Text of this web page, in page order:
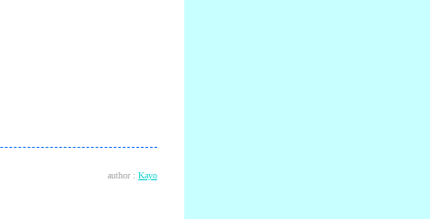
author : Kayo